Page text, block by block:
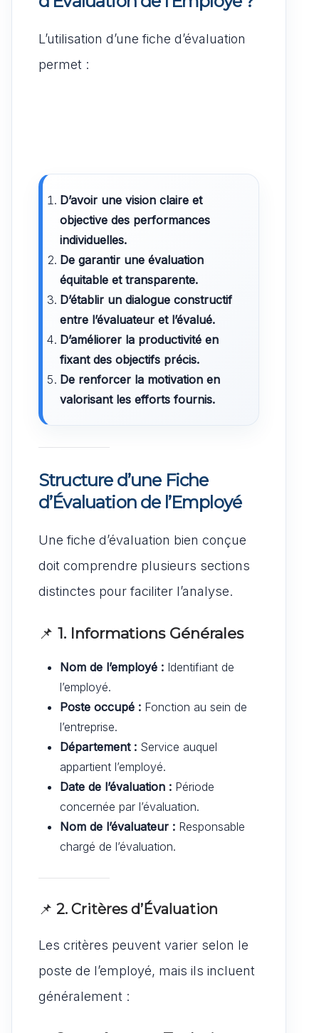
L’utilisation d’une fiche d’évaluation
permet :
D’avoir une vision claire et
objective des performances
individuelles.
De garantir une évaluation
équitable et transparente.
D’établir un dialogue constructif
entre l’évaluateur et l’évalué.
D’améliorer la productivité en
fixant des objectifs précis.
De renforcer la motivation en
valorisant les efforts fournis.
Structure d’une Fiche
d’Évaluation de l’Employé
Une fiche d’évaluation bien conçue
doit comprendre plusieurs sections
distinctes pour faciliter l’analyse.
📌 1. Informations Générales
Nom de l’employé : Identifiant de
l’employé.
Poste occupé : Fonction au sein de
l’entreprise.
Département : Service auquel
appartient l’employé.
Date de l’évaluation : Période
concernée par l’évaluation.
Nom de l’évaluateur : Responsable
chargé de l’évaluation.
📌 2. Critères d’Évaluation
Les critères peuvent varier selon le
poste de l’employé, mais ils incluent
généralement :